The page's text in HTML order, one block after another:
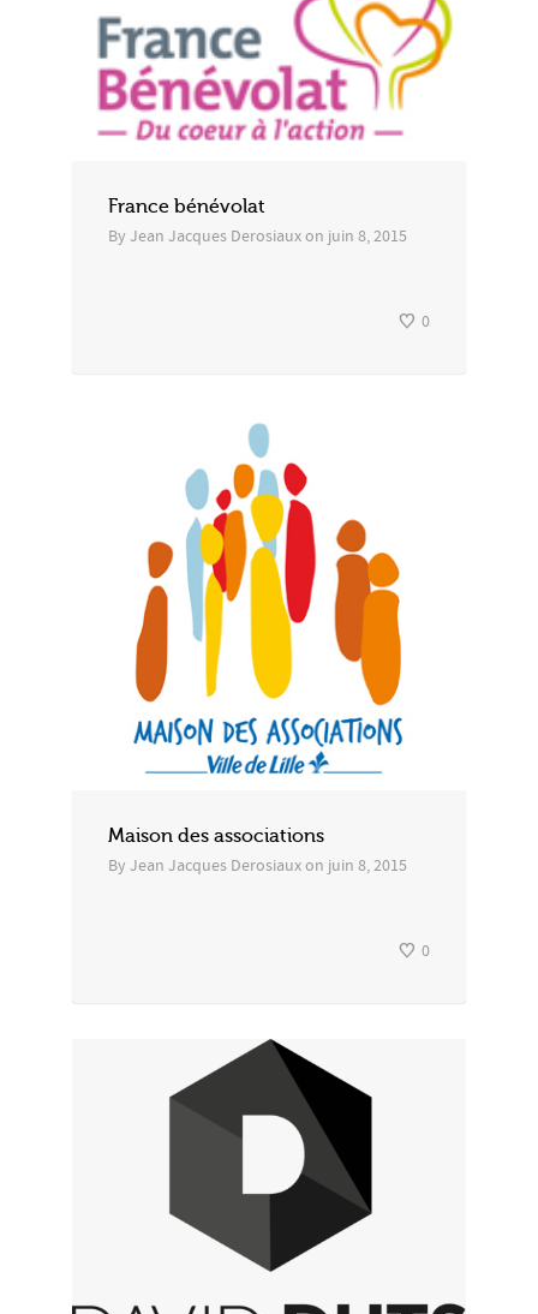
France bénévolat
By Jean Jacques Derosiauxon juin 8, 2015
0
Maison des associations
By Jean Jacques Derosiauxon juin 8, 2015
0